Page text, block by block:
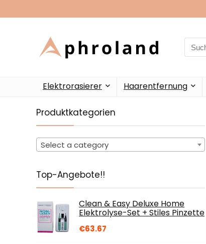
Search
for:
Elektrorasierer Haarentfernung
Produktkategorien
Select a category
Top-Angebote!!
Clean & Easy Deluxe Home
Elektrolyse-Set + Stiles Pinzette
€63.67